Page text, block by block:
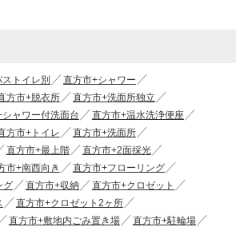
トイレ別
直方市+シャワー
方市+脱衣所
直方市+洗面所独立
ャワー付洗面台
直方市+温水洗浄便座
方市+トイレ
直方市+洗面所
直方市+最上階
直方市+2面採光
市+南西向き
直方市+フローリング
グ
直方市+収納
直方市+クロゼット
直方市+クロゼット2ヶ所
直方市+敷地内ごみ置き場
直方市+駐輪場